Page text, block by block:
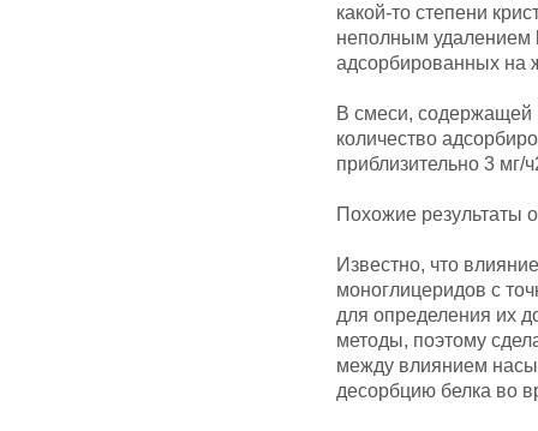
какой-то степени
неполным удалением
адсорбированных на
В смеси, содержащей
количество
приблизительно 3 мг/
Похожие результаты
Известно, что
моноглицеридов с
для определения их
методы, поэтому
между влиянием
десорбцию белка во